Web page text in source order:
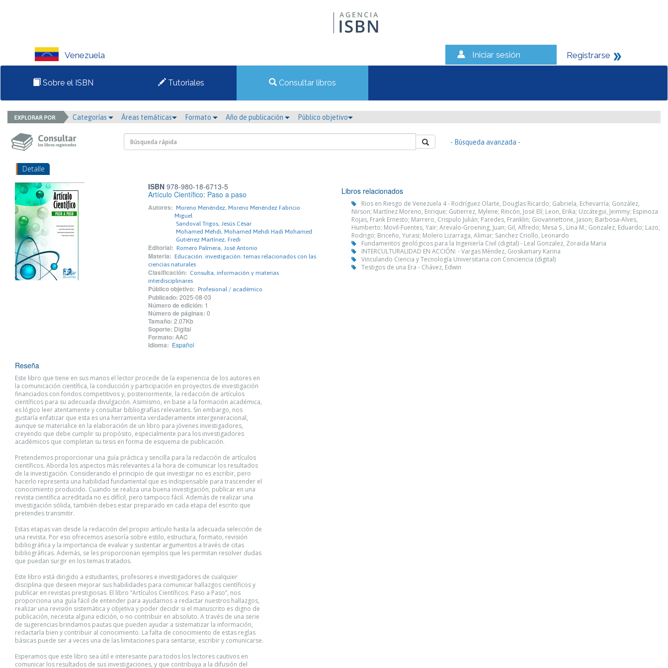
Venezuela Iniciar sesión Registrarse
Sobre el ISBN Tutoriales Consultar libros
Categorías Áreas temáticas Formato Año de publicación Público objetivo
- Búsqueda avanzada -
Detalle
ISBN978-980-18-6713-5
Artículo Científico: Paso a paso
Autores: Moreno Menéndez, Moreno Menéndez Fabricio
Miguel
Sandoval Trigos, Jesús César
Mohamed Mehdi, Mohamed Mehdi Hadi Mohamed
Gutiérrez Martínez, Fredi
Editorial: Romero Palmera, José Antonio
Materia: Educación. investigación. temas relacionados con las
ciencias naturales
Clasificación: Consulta, información y materias
interdisciplinares
Público objetivo: Profesional / académico
Publicado: 2025-08-03
Número de edición: 1
Número de páginas: 0
Tamaño: 2.07Kb
Soporte: Digital
Formato: AAC
Idioma: Español
Libros relacionados
Rios en Riesgo de Venezuela 4 - Rodríguez Olarte, Douglas Ricardo; Gabriela, Echevarría; González,
Nirson; Martínez Moreno, Enrique; Gutierrez, Mylene; Rincón, José Elí; Leon, Erika; Uzcátegui, Jeimmy; Espinoza
Rojas, Frank Ernesto; Marrero, Crispulo Julián; Paredes, Franklin; Giovannettone, Jason; Barbosa-Alves,
Humberto; Movil-Fuentes, Yair; Arevalo-Groening, Juan; Gil, Alfredo; Mesa S., Lina M.; Gonzalez, Eduardo; Lazo,
Rodrigo; Briceño, Yurasi; Molero Lizarraga, Alimar; Sanchez Criollo, Leonardo
Fundamentos geológicos para la Ingeniería Civil (digital) - Leal Gonzalez, Zoraida Maria
INTERCULTURALIDAD EN ACCIÓN: - Vargas Méndez, Gioskamary Karina
Vinculando Ciencia y Tecnología Universitaria con Conciencia (digital)
Testigos de una Era - Chávez, Edwin
Reseña
Este libro que tiene en sus manos el lector procede de la experiencia de los autores en
la comunicación científica, la conducción y participación en proyectos de investigación
financiados con fondos competitivos y, posteriormente, la redacción de artículos
científicos para su adecuada divulgación. Asimismo, en base a la formación académica,
es lógico leer atentamente y consultar bibliografías relevantes. Sin embargo, nos
gustaría enfatizar que esta es una herramienta verdaderamente intergeneracional,
aunque se materialice en la elaboración de un libro para jóvenes investigadores,
creyendo que debe cumplir su propósito, especialmente para los investigadores
académicos que completan su tesis en forma de esquema de publicación.
Pretendemos proporcionar una guía práctica y sencilla para la redacción de artículos
científicos. Aborda los aspectos más relevantes a la hora de comunicar los resultados
de la investigación. Considerando el principio de que investigar no es escribir, pero
hacerlo representa una habilidad fundamental que es indispensable para trascender el
conocimiento producido. Cuando se realiza una buena investigación, publicar en una
revista científica acreditada no es difícil, pero tampoco fácil. Además de realizar una
investigación sólida, también debes estar preparado en cada etapa del escrito que
pretendes transmitir.
Estas etapas van desde la redacción del propio artículo hasta la adecuada selección de
una revista. Por eso ofrecemos asesoría sobre estilo, estructura, formato, revisión
bibliográfica y la importancia de evaluar y sustentar argumentos a través de citas
bibliográficas. Además, se les proporcionan ejemplos que les permitan resolver dudas
que puedan surgir en los temas tratados.
Este libro está dirigido a estudiantes, profesores e investigadores de cualquier
disciplina que deseen mejorar sus habilidades para comunicar hallazgos científicos y
publicar en revistas prestigiosas. El libro “Artículos Científicos: Paso a Paso”, nos
proporciona una guía fácil de entender para ayudarnos a redactar nuestros hallazgos,
realizar una revisión sistemática y objetiva y poder decidir si el manuscrito es digno de
publicación, necesita alguna edición, o no contribuir en absoluto. A través de una serie
de sugerencias brindamos pautas que pueden ayudar a sistematizar la información,
redactarla bien y contribuir al conocimiento. La falta de conocimiento de estas reglas
básicas puede ser a veces una de las limitaciones para sentarse, escribir y comunicarse.
Esperamos que este libro sea útil e interesante para todos los lectores cautivos ​​en
comunicar los resultados de sus investigaciones, y que contribuya a la difusión del